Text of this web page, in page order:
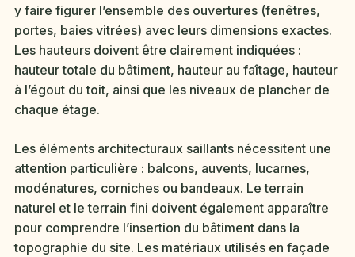
y faire figurer l’ensemble des ouvertures (fenêtres,
portes, baies vitrées) avec leurs dimensions exactes.
Les hauteurs doivent être clairement indiquées :
hauteur totale du bâtiment, hauteur au faîtage, hauteur
à l’égout du toit, ainsi que les niveaux de plancher de
chaque étage.
Les éléments architecturaux saillants nécessitent une
attention particulière : balcons, auvents, lucarnes,
modénatures, corniches ou bandeaux. Le terrain
naturel et le terrain fini doivent également apparaître
pour comprendre l’insertion du bâtiment dans la
topographie du site. Les matériaux utilisés en façade